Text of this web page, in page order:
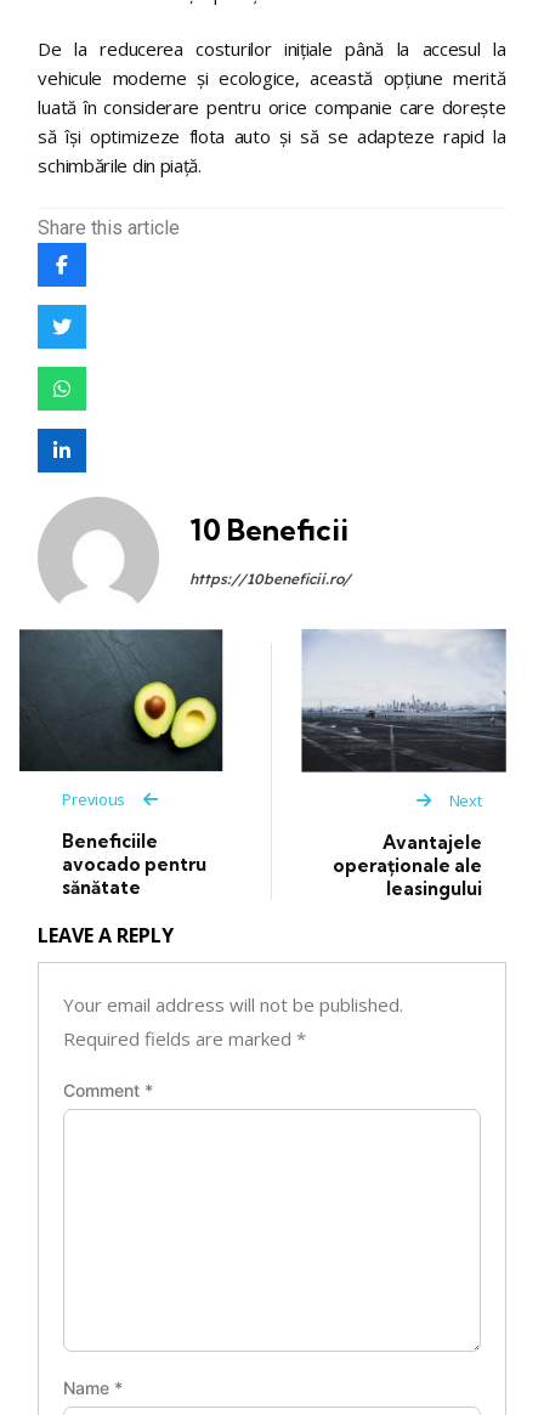
De la reducerea costurilor inițiale până la accesul la
vehicule moderne și ecologice, această opțiune merită
luată în considerare pentru orice companie care dorește
să își optimizeze flota auto și să se adapteze rapid la
schimbările din piață.
Sharethis article
10 Beneficii
https://10beneficii.ro/
Previous
Beneficiile
avocado pentru
sănătate
Next
Avantajele
operaționale ale
leasingului
LEAVE A REPLY
Your email address will not be published.
Required fields are marked*
Comment *
Name *